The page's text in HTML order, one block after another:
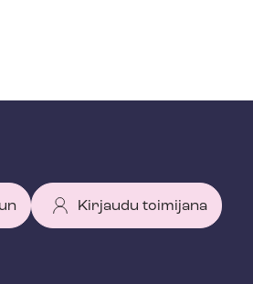
Kirjaudu toimijana